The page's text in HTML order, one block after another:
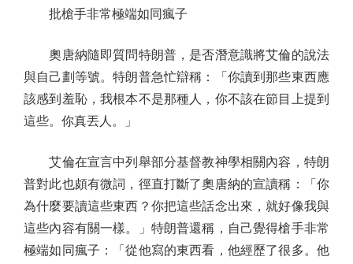
批槍手非常極端如同瘋子
奧唐納隨即質問特朗普，是否潛意識將艾倫的說法
與自己劃等號。特朗普急忙辯稱：「你讀到那些東西應
該感到羞恥，我根本不是那種人，你不該在節目上提到
這些。你真丟人。」
艾倫在宣言中列舉部分基督教神學相關內容，特朗
普對此也頗有微詞，徑直打斷了奧唐納的宣讀稱：「你
為什麼要讀這些東西？你把這些話念出來，就好像我與
這些內容有關一樣。」特朗普還稱，自己覺得槍手非常
極端如同瘋子：「從他寫的東西看，他經歷了很多。他